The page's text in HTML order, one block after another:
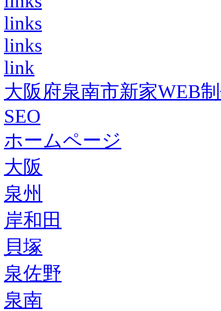
links
links
link
大阪府泉南市新家WEB
SEO
ホームページ
大阪
泉州
岸和田
貝塚
泉佐野
泉南